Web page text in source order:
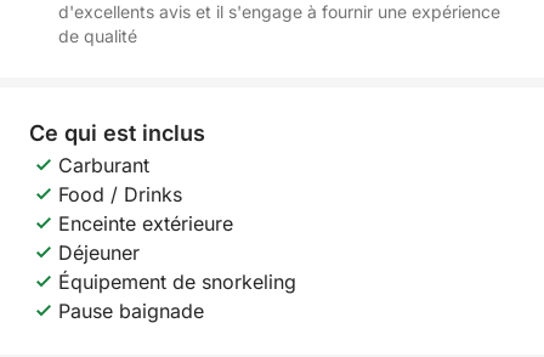
d'excellents avis et il s'engage à fournir une expérience
de qualité
Ce qui est inclus
Carburant
Food / Drinks
Enceinte extérieure
Déjeuner
Équipement de snorkeling
Pause baignade